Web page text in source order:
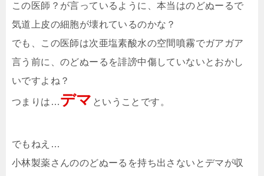
この医師？が言っているように、本当はのどぬーるで
気道上皮の細胞が壊れているのかな？
でも、この医師は次亜塩素酸水の空間噴霧でガアガア
言う前に、のどぬーるを誹謗中傷していないとおかし
いですよね？
つまりは…デマ ということです。
でもねえ…
小林製薬さんののどぬーるを持ち出さないとデマが収